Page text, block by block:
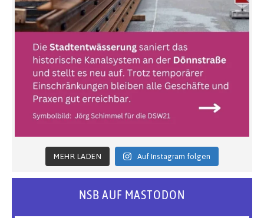
MEHR LADEN Auf Instagram folgen
NSB AUF MASTODON